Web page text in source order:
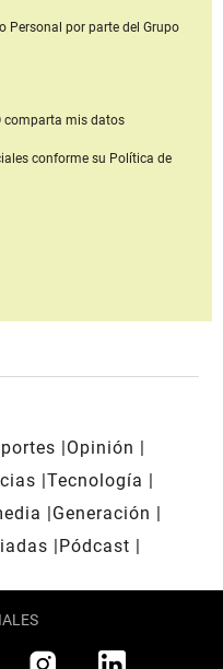
Personal por parte del Grupo
comparta mis datos
conforme su Política de
Opinión
Tecnología
Generación
Pódcast